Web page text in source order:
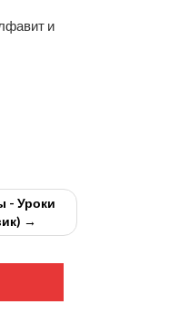
и
- Уроки
→